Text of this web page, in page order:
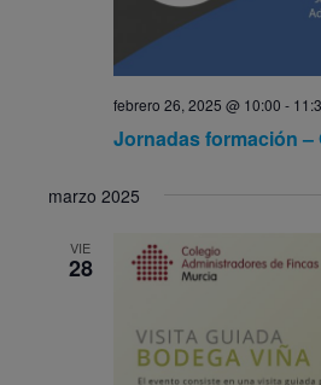
febrero 26, 2025 @ 10:00 -
Jornadas formación –
marzo 2025
VIE
28